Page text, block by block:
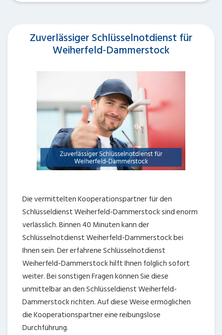
Zuverlässiger Schlüsselnotdienst für
Weiherfeld-Dammerstock
Die vermittelten Kooperationspartner für den
Schlüsseldienst Weiherfeld-Dammerstock sind enorm
verlässlich. Binnen 40 Minuten kann der
Schlüsselnotdienst Weiherfeld-Dammerstock bei
Ihnen sein. Der erfahrene Schlüsselnotdienst
Weiherfeld-Dammerstock hilft Ihnen folglich sofort
weiter. Bei sonstigen Fragen können Sie diese
unmittelbar an den Schlüsseldienst Weiherfeld-
Dammerstock richten. Auf diese Weise ermöglichen
die Kooperationspartner eine reibungslose
Durchführung.